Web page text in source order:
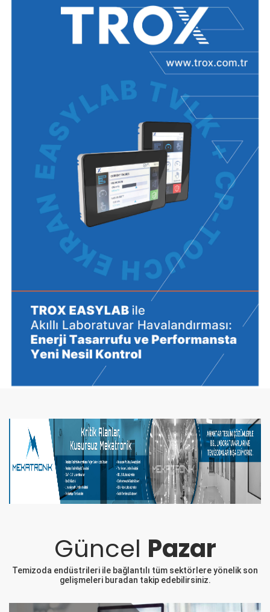
Güncel Pazar
Temizoda endüstrileri ile bağlantılı tüm sektörlere yönelik son
gelişmeleri buradan takip edebilirsiniz.